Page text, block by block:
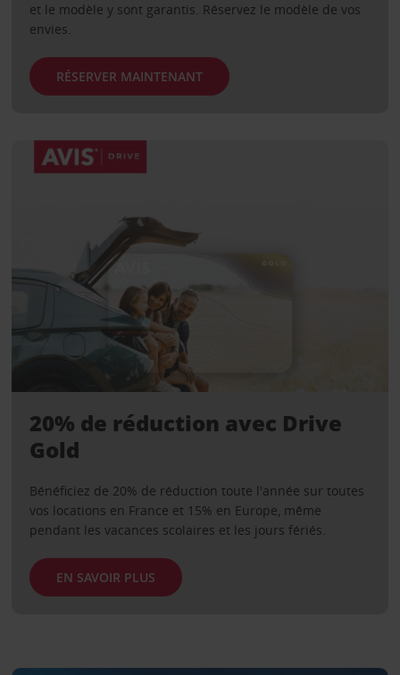
et le modèle y sont garantis. Réservez le modèle de vos
envies.
RÉSERVER MAINTENANT
20% de réduction avec Drive
Gold
Bénéficiez de 20% de réduction toute l'année sur toutes
vos locations en France et 15% en Europe, même
pendant les vacances scolaires et les jours fériés.
EN SAVOIR PLUS